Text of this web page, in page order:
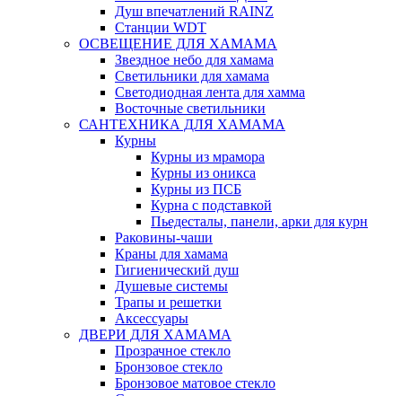
Душ впечатлений RAINZ
Станции WDT
ОСВЕЩЕНИЕ ДЛЯ ХАМАМА
Звездное небо для хамама
Светильники для хамама
Светодиодная лента для хамма
Восточные светильники
САНТЕХНИКА ДЛЯ ХАМАМА
Курны
Курны из мрамора
Курны из оникса
Курны из ПСБ
Курна с подставкой
Пьедесталы, панели, арки для курн
Раковины-чаши
Краны для хамама
Гигиенический душ
Душевые системы
Трапы и решетки
Аксессуары
ДВЕРИ ДЛЯ ХАМАМА
Прозрачное стекло
Бронзовое стекло
Бронзовое матовое стекло